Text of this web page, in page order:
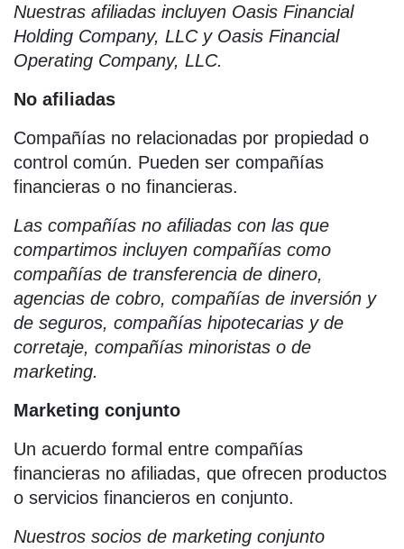
Nuestras afiliadas incluyen Oasis Financial
Holding Company, LLC y Oasis Financial
Operating Company, LLC.
No afiliadas
Compañías no relacionadas por propiedad o
control común. Pueden ser compañías
financieras o no financieras.
Las compañías no afiliadas con las que
compartimos incluyen compañías como
compañías de transferencia de dinero,
agencias de cobro, compañías de inversión y
de seguros, compañías hipotecarias y de
corretaje, compañías minoristas o de
marketing.
Marketing conjunto
Un acuerdo formal entre compañías
financieras no afiliadas, que ofrecen productos
o servicios financieros en conjunto.
Nuestros socios de marketing conjunto